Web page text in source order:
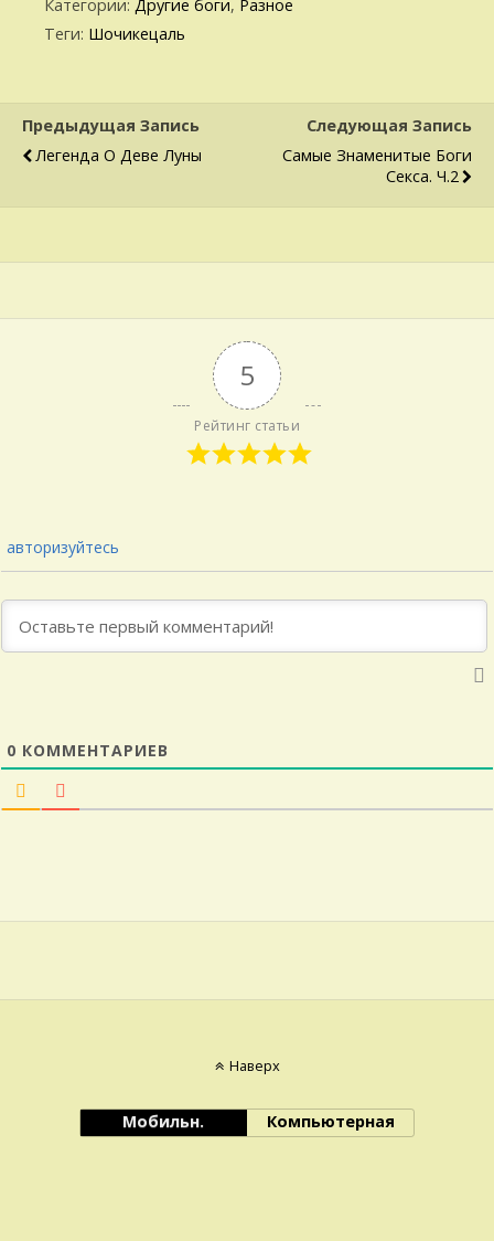
Категории: Другие боги, Разное
Теги: Шочикецаль
Предыдущая Запись
Легенда О Деве Луны
Следующая Запись
Самые Знаменитые Боги
Секса. Ч.2
5
Рейтинг статьи
авторизуйтесь
0 КОММЕНТАРИЕВ
Наверх
Мобильн. Компьютерная